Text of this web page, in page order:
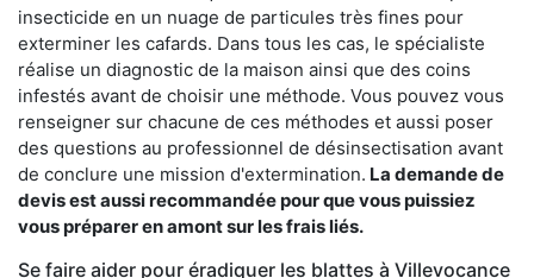
insecticide en un nuage de particules très fines pour
exterminer les cafards. Dans tous les cas, le spécialiste
réalise un diagnostic de la maison ainsi que des coins
infestés avant de choisir une méthode. Vous pouvez vous
renseigner sur chacune de ces méthodes et aussi poser
des questions au professionnel de désinsectisation avant
de conclure une mission d'extermination. La demande de
devis est aussi recommandée pour que vous puissiez
vous préparer en amont sur les frais liés.
Se faire aider pour éradiquer les blattes à Villevocance